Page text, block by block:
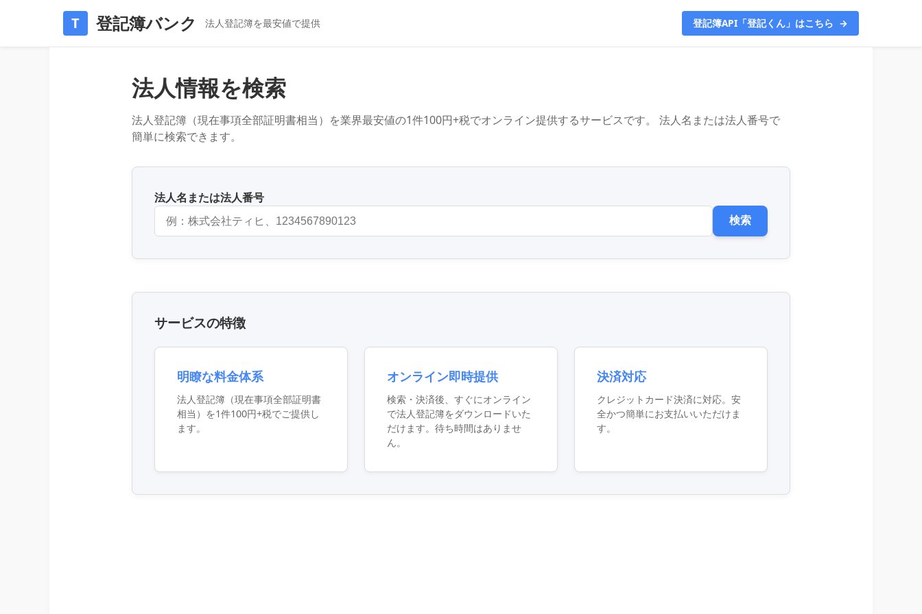
T 登記簿バンク 法人登記簿を最安値で提供 登記簿API「登記くん」はこちら →
法人情報を検索
法人登記簿（現在事項全部証明書相当）を業界最安値の1件100円+税でオンライン提供するサービスです。 法人名または法人番号で
簡単に検索できます。
法人名または法人番号
検索
サービスの特徴
明瞭な料金体系
法人登記簿（現在事項全部証明書
相当）を1件100円+税でご提供し
ます。
オンライン即時提供
検索・決済後、すぐにオンライン
で法人登記簿をダウンロードいた
だけます。待ち時間はありませ
ん。
決済対応
クレジットカード決済に対応。安
全かつ簡単にお支払いいただけま
す。